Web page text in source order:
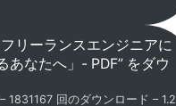
リーランスエンジニアに
あなたへ」- PDF” をダウ
1831167 回のダウンロード – 1.2